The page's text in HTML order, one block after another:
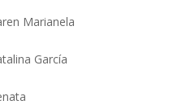
García